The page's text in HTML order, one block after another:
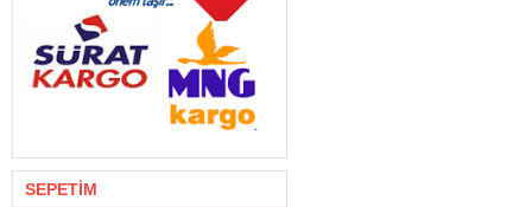
SEPETİM